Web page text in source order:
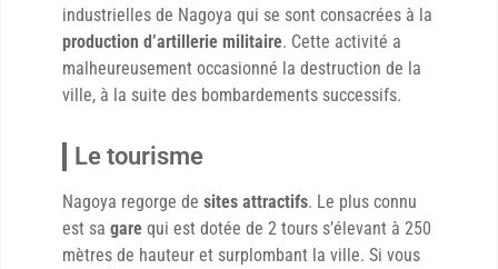
industrielles de Nagoya qui se sont consacrées à la
production d’artillerie militaire. Cette activité a
malheureusement occasionné la destruction de la
ville, à la suite des bombardements successifs.
Le tourisme
Nagoya regorge de sites attractifs. Le plus connu
est sa gare qui est dotée de 2 tours s’élevant à 250
mètres de hauteur et surplombant la ville. Si vous